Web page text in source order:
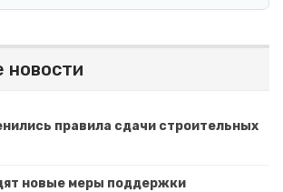
новости
правила сдачи строительных
новые меры поддержки